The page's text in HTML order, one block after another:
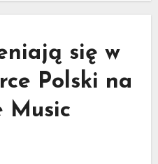
się w
Polski na
Music